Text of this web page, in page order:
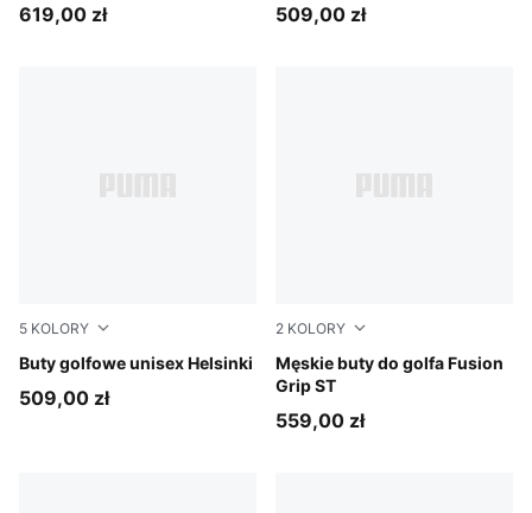
619,00 zł 509,00 zł
5 KOLORY
Buty golfowe unisex Helsinki
PUMA White-PUMA Black
509,00 zł
2 KOLORY
Męskie buty do golfa Fusion
Grip ST
PUMA Black-PUMA Silver
559,00 zł